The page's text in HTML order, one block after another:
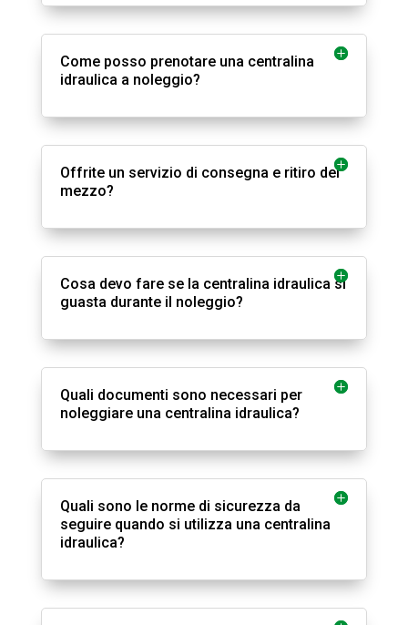
Come posso prenotare una centralina
idraulica a noleggio?
Offrite un servizio di consegna e ritiro del
mezzo?
Cosa devo fare se la centralina idraulica si
guasta durante il noleggio?
Quali documenti sono necessari per
noleggiare una centralina idraulica?
Quali sono le norme di sicurezza da
seguire quando si utilizza una centralina
idraulica?